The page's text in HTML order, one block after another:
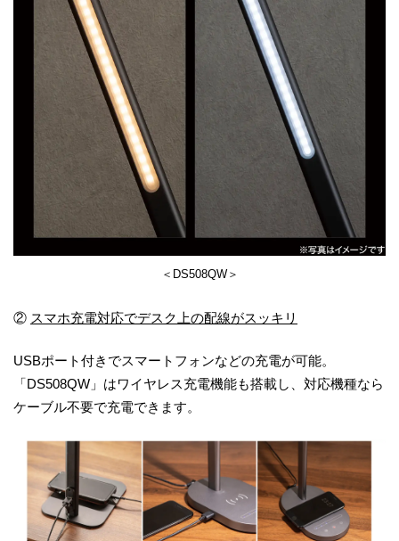
＜DS508QW＞
② スマホ充電対応でデスク上の配線がスッキリ
USBポート付きでスマートフォンなどの充電が可能。
「DS508QW」はワイヤレス充電機能も搭載し、対応機種なら
ケーブル不要で充電できます。